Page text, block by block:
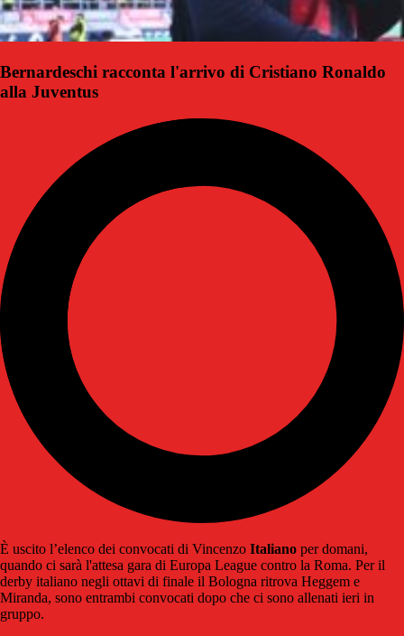
Bernardeschi racconta l'arrivo di Cristiano Ronaldo
alla Juventus
È uscito l’elenco dei convocati di Vincenzo Italiano per domani,
quando ci sarà l'attesa gara di Europa League contro la Roma. Per il
derby italiano negli ottavi di finale il Bologna ritrova Heggem e
Miranda, sono entrambi convocati dopo che ci sono allenati ieri in
gruppo.